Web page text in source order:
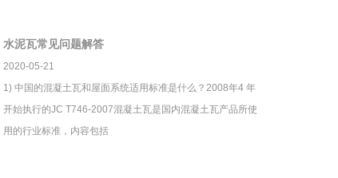
水泥瓦常见问题解答
2020-05-21
1) 中国的混凝土瓦和屋面系统适用标准是什么？2008年4 年
开始执行的JC T746-2007混凝土瓦是国内混凝土瓦产品所使
用的行业标准，内容包括